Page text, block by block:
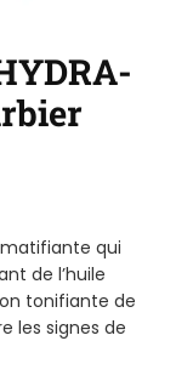
qui
de l’huile
tonifiante de
les signes de